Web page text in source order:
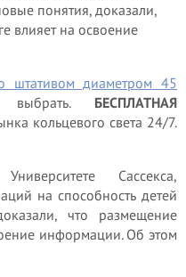
понятия, доказали,
влияет на освоение
штативом диаметром 45
БЕСПЛАТНАЯ
кольцевого света 24/7.
Сассекса,
на способность детей
что размещение
информации. Об этом